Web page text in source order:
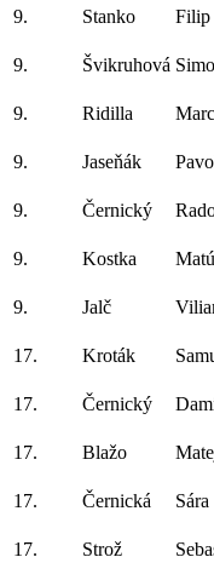
9. Stanko Filip
9. Švikruhová
9. Ridilla
9. Jaseňák
9. Černický
9. Kostka
9. Jalč
17. Kroták
17. Černický
17. Blažo
17. Černická Sára
17. Strož